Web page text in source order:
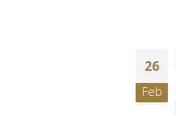
26
Feb